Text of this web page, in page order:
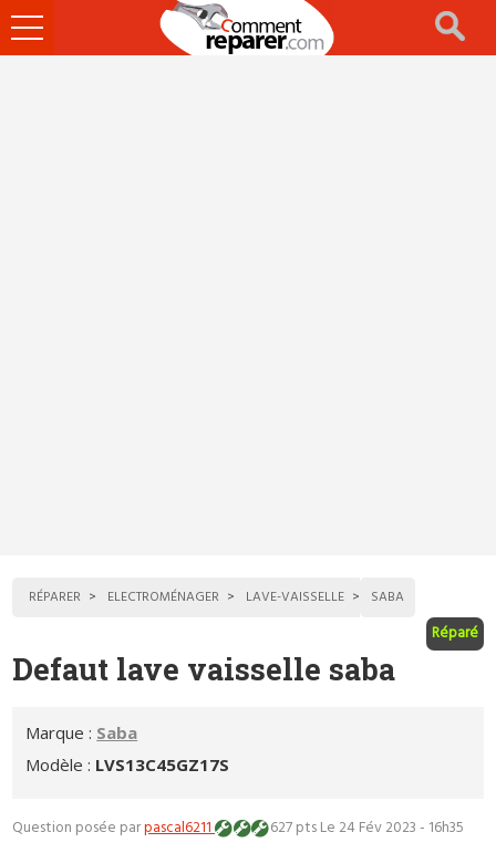
Ouvrir
le
RÉPARER ELECTROMÉNAGER LAVE-VAISSELLE SABA
Réparé
Defaut lave vaisselle saba
Marque : Saba
Modèle : LVS13C45GZ17S
Question posée parpascal6211 627 ptsLe 24 Fév 2023 - 16h35